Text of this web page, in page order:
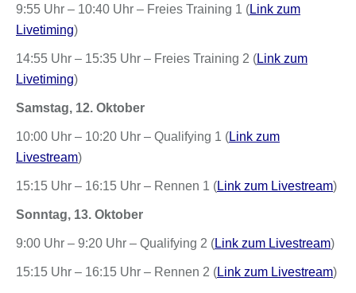
9:55 Uhr – 10:40 Uhr – Freies Training 1 (Link zum
Livetiming)
14:55 Uhr – 15:35 Uhr – Freies Training 2 (Link zum
Livetiming)
Samstag, 12. Oktober
10:00 Uhr – 10:20 Uhr – Qualifying 1 (Link zum
Livestream)
15:15 Uhr – 16:15 Uhr – Rennen 1 (Link zum Livestream)
Sonntag, 13. Oktober
9:00 Uhr – 9:20 Uhr – Qualifying 2 (Link zum Livestream)
15:15 Uhr – 16:15 Uhr – Rennen 2 (Link zum Livestream)